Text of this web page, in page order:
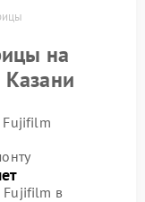
на
Fujifilm
Fujifilm в